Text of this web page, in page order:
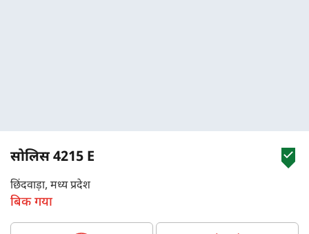
सोलिस 4215 E
छिंदवाड़ा, मध्य प्रदेश
बिक गया